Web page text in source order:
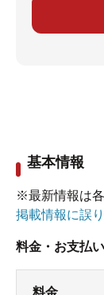
基本情報
※最新情報は
掲載情報に誤
料金・お支払